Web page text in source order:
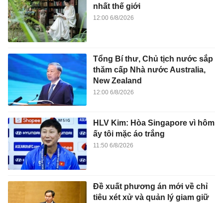
nhất thế giới
12:00 6/8/2026
Tổng Bí thư, Chủ tịch nước sắp
thăm cấp Nhà nước Australia,
New Zealand
12:00 6/8/2026
HLV Kim: Hòa Singapore vì hôm
ấy tôi mặc áo trắng
11:50 6/8/2026
Đề xuất phương án mới về chỉ
tiêu xét xử và quản lý giam giữ